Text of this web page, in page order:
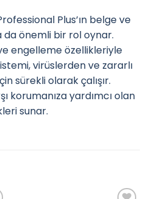
Plus’ın belge ve
da önemli bir rol oynar.
engelleme özellikleriyle
virüslerden ve zararlı
sürekli olarak çalışır.
korumanıza yardımcı olan
sunar.